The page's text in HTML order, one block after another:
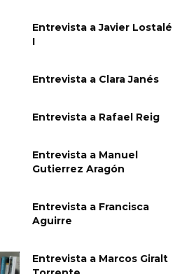
Entrevista a Javier Lostalé
I
Entrevista a Clara Janés
Entrevista a Rafael Reig
Entrevista a Manuel
Gutierrez Aragón
Entrevista a Francisca
Aguirre
Entrevista a Marcos Giralt